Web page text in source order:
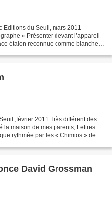
Editions du Seuil, mars 2011-
« Présenter devant l’appareil
étalon reconnue comme blanche
,février 2011 Très différent des
la maison de mes parents, Lettres
rythmée par les « Chimios » de 1
David Grossman